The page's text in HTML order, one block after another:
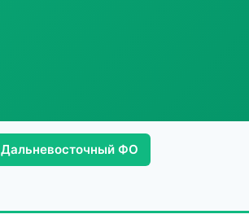
Дальневосточный ФО